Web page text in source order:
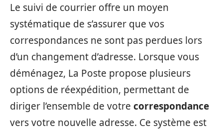
Le suivi de courrier offre un moyen
systématique de s’assurer que vos
correspondances ne sont pas perdues lors
d’un changement d’adresse. Lorsque vous
déménagez, La Poste propose plusieurs
options de réexpédition, permettant de
diriger l’ensemble de votre correspondance
vers votre nouvelle adresse. Ce système est